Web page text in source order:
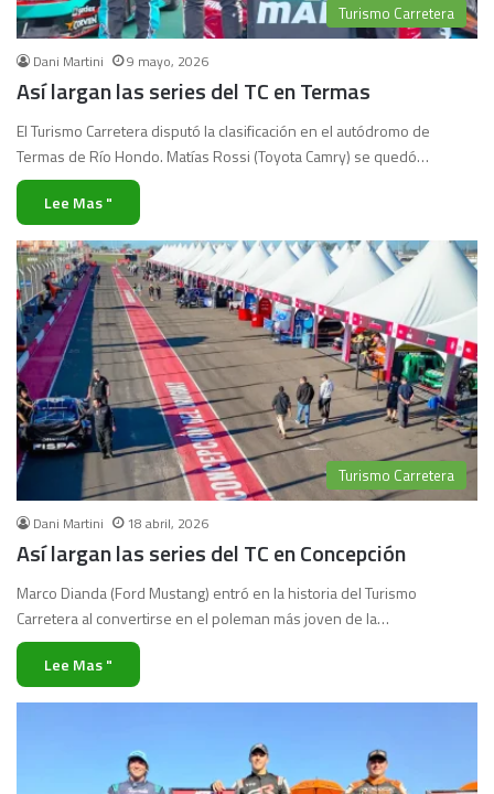
Turismo Carretera
Dani Martini 9 mayo, 2026
Así largan las series del TC en Termas
El Turismo Carretera disputó la clasificación en el autódromo de
Termas de Río Hondo. Matías Rossi (Toyota Camry) se quedó…
Lee Mas "
Turismo Carretera
Dani Martini 18 abril, 2026
Así largan las series del TC en Concepción
Marco Dianda (Ford Mustang) entró en la historia del Turismo
Carretera al convertirse en el poleman más joven de la…
Lee Mas "